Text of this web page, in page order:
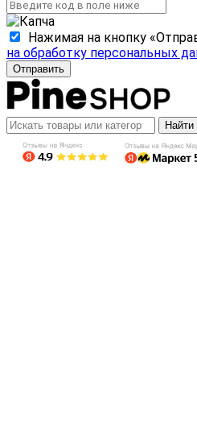
Нажимая на кнопку
на обработку персональных
Отправить
Найти